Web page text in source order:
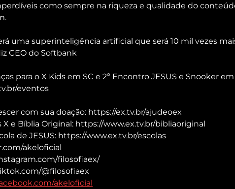
como sempre na riqueza e qualidade do
uma superinteligência artificial que será 10 mil vezes
CEO do Softbank
para o X Kids em SC e 2º Encontro JESUS e Snooker
eventos
com sua doação: https://ex.tv.br/ajudeoex
e Bíblia Original: https://www.ex.tv.br/bibliaoriginal
de JESUS: https://www.ex.tv.br/escolas
akeloficial
filosofiaex/
@filosofiaex
akeloficial